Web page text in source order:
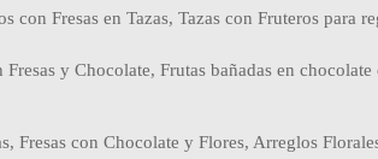
con Fresas en Tazas, Tazas con Fruteros para
y Chocolate, Frutas bañadas en
Fresas con Chocolate y Flores, Arreglos